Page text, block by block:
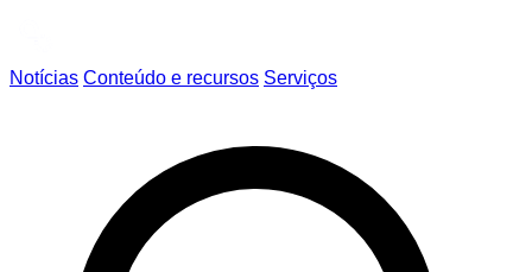
Notícias Conteúdo e recursos Serviços